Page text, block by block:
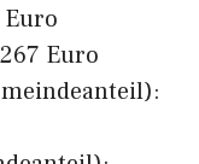
Euro
Euro